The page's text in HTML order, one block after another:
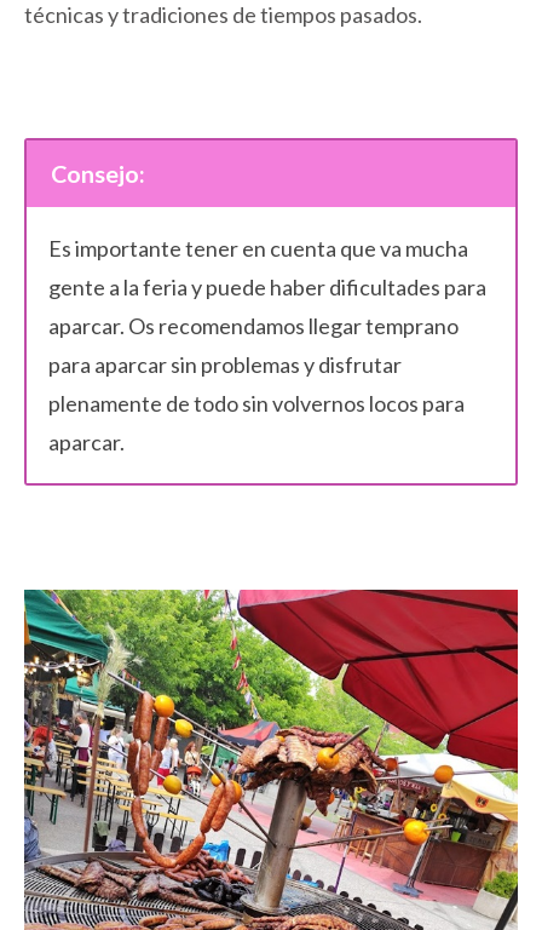
técnicas y tradiciones de tiempos pasados.
Consejo:
Es importante tener en cuenta que va mucha
gente a la feria y puede haber dificultades para
aparcar. Os recomendamos llegar temprano
para aparcar sin problemas y disfrutar
plenamente de todo sin volvernos locos para
aparcar.